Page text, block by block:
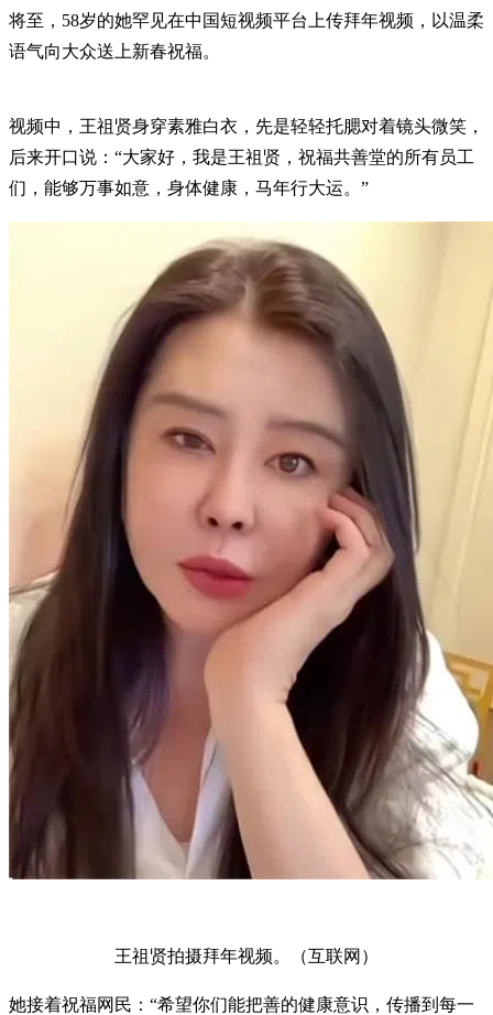
将至，58岁的她罕见在中国短视频平台上传拜年视频，以温柔
语气向大众送上新春祝福。
视频中，王祖贤身穿素雅白衣，先是轻轻托腮对着镜头微笑，
后来开口说：“大家好，我是王祖贤，祝福共善堂的所有员工
们，能够万事如意，身体健康，马年行大运。”
王祖贤拍摄拜年视频。（互联网）
她接着祝福网民：“希望你们能把善的健康意识，传播到每一